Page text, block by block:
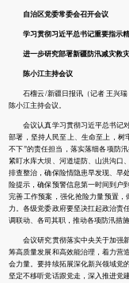
自治区党委常委会召开会议
学习贯彻习近平总书记重要指示
进一步研究部署新疆防汛减灾救
陈小江主持会议
石榴云/新疆日报讯（记者 王兴瑞
陈小江主持会议。
会议认真学习贯彻习近平总书记对
部署，坚持人民至上、生命至上，树
不下”的责任担当，落实落细各项防
紧盯水库大坝、河道堤防、山洪沟口
排查整治，确保险情隐患早发现、早
险提示，确保预警信息第一时间到户
完善工作预案，强化抢险力量预置
力。各级党委政府要坚决扛起政治责
调联动、各司其职，推动各项防汛措
会议研究贯彻落实中央关于加强新
筹高质量发展和高效能治理，着力营
会力量。要持续拓展深化新兴领域党
坚定不移听党话跟党走，深入推进党